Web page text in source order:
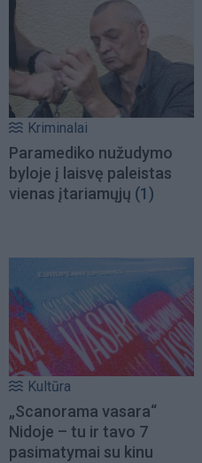
Kriminalai
Paramediko nužudymo
byloje į laisvę paleistas
vienas įtariamųjų (1)
Kultūra
„Scanorama vasara“
Nidoje – tu ir tavo 7
pasimatymai su kinu